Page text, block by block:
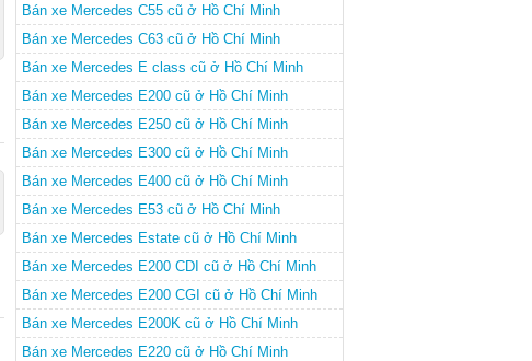
Bán xe Mercedes C55 cũ ở Hồ Chí Minh
Bán xe Mercedes C63 cũ ở Hồ Chí Minh
Bán xe Mercedes E class cũ ở Hồ Chí Minh
Bán xe Mercedes E200 cũ ở Hồ Chí Minh
Bán xe Mercedes E250 cũ ở Hồ Chí Minh
Bán xe Mercedes E300 cũ ở Hồ Chí Minh
Bán xe Mercedes E400 cũ ở Hồ Chí Minh
Bán xe Mercedes E53 cũ ở Hồ Chí Minh
Bán xe Mercedes Estate cũ ở Hồ Chí Minh
Bán xe Mercedes E200 CDI cũ ở Hồ Chí Minh
Bán xe Mercedes E200 CGI cũ ở Hồ Chí Minh
Bán xe Mercedes E200K cũ ở Hồ Chí Minh
Bán xe Mercedes E220 cũ ở Hồ Chí Minh